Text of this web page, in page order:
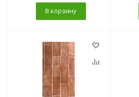
В корзину